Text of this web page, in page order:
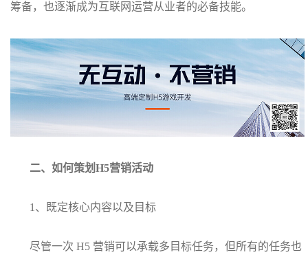
筹备，也逐渐成为互联网运营从业者的必备技能。
二、如何策划H5营销活动
1、既定核心内容以及目标
尽管一次 H5 营销可以承载多目标任务，但所有的任务也